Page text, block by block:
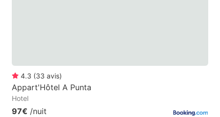
4.3 (33 avis)
Appart'Hôtel A Punta
Hotel
97€ /nuit